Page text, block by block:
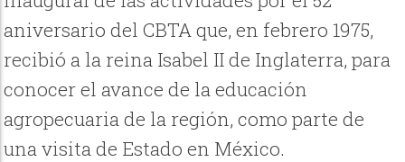
aniversario del CBTA que, en febrero 1975,
recibió a la reina Isabel II de Inglaterra, para
conocer el avance de la educación
agropecuaria de la región, como parte de
una visita de Estado en México.